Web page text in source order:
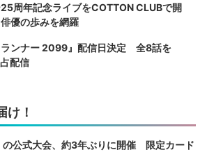
周年記念ライブをCOTTON CLUBで開
優の歩みを網羅
ランナー 2099』配信日決定 全8話を
配信
け！
の公式大会、約3年ぶりに開催 限定カード